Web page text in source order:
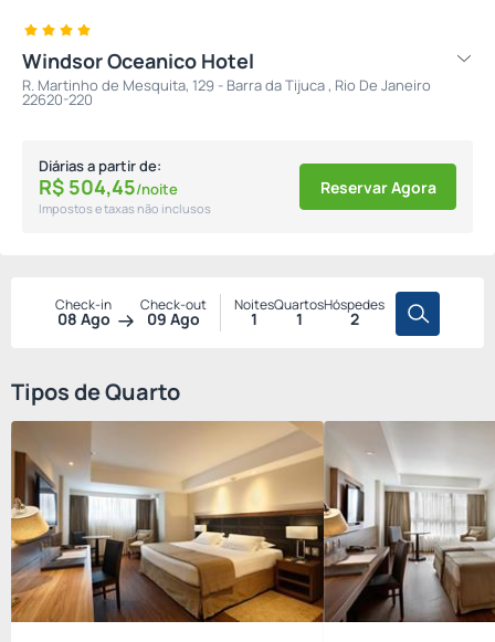
Windsor Oceanico Hotel
R. Martinho de Mesquita, 129 - Barra da Tijuca , Rio De Janeiro
22620-220
Diárias a partir de:
R$ 504,45/noite
Impostos e taxas não inclusos
Reservar Agora
Check-in
08 Ago
Check-out
09 Ago
Noites
1
Quartos
1
Hóspedes
2
Tipos de Quarto